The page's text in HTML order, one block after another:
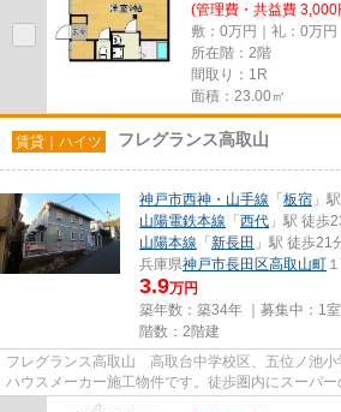
(管理費・共益費 3,000
敷：0万円｜礼：0万円
所在階：2階
間取り：1R
面積：23.00㎡
賃貸｜ハイツ フレグランス高取山
神戸市西神・山手線 「 板宿 」
山陽電鉄本線 「 西代 」駅 徒歩
山陽本線 「 新長田 」駅 徒歩21
兵庫県神戸市長田区高取山町
3.9万円
築年数：築34年 ｜募集中： 1室
階数：2階建
フレグランス高取山 高取台中学校区、五位ノ池小
ハウスメーカー施工物件です。徒歩圏内にスーパー